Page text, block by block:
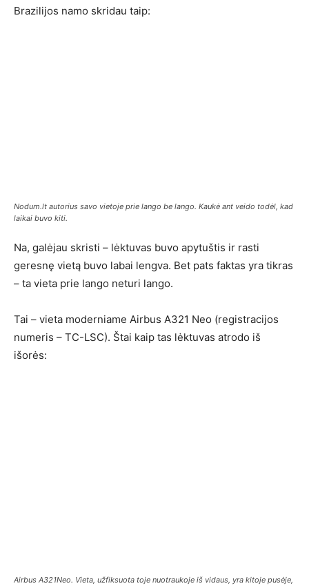
Brazilijos namo skridau taip:
Nodum.lt autorius savo vietoje prie lango be lango. Kaukė ant veido todėl, kad
laikai buvo kiti.
Na, galėjau skristi – lėktuvas buvo apytuštis ir rasti
geresnę vietą buvo labai lengva. Bet pats faktas yra tikras
– ta vieta prie lango neturi lango.
Tai – vieta moderniame Airbus A321 Neo (registracijos
numeris – TC-LSC). Štai kaip tas lėktuvas atrodo iš
išorės:
Airbus A321Neo. Vieta, užfiksuota toje nuotraukoje iš vidaus, yra kitoje pusėje,